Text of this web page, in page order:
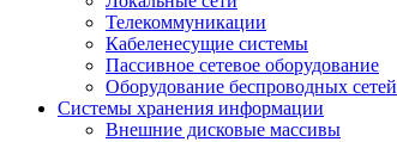
Телекоммуникации
Кабеленесущие системы
Пассивное сетевое оборудование
Оборудование беспроводных сетей
Системы хранения информации
Внешние дисковые массивы